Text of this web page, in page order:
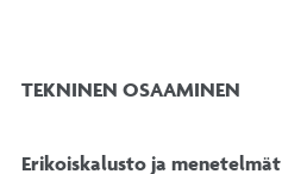
TEKNINEN OSAAMINEN
Erikoiskalusto ja menetelmät